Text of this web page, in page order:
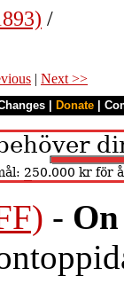
/
| Next >>
Donate
-